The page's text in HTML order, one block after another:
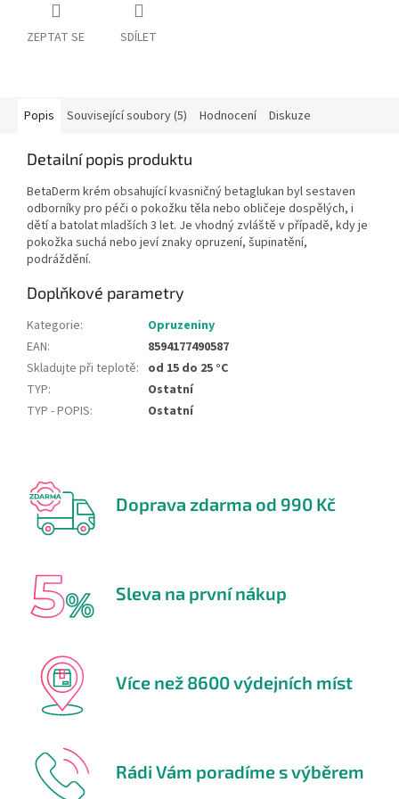
ZEPTAT SE SDÍLET
Popis Související soubory (5) Hodnocení Diskuze
Detailní popis produktu
BetaDerm krém obsahující kvasničný betaglukan byl sestaven
odborníky pro péči o pokožku těla nebo obličeje dospělých, i
dětí a batolat mladších 3 let. Je vhodný zvláště v případě, kdy je
pokožka suchá nebo jeví znaky opruzení, šupinatění,
podráždění.
Doplňkové parametry
Kategorie:
Opruzeniny
EAN:
8594177490587
Skladujte při teplotě: od 15 do 25 °C
TYP:
Ostatní
TYP - POPIS: Ostatní
Doprava zdarma od 990 Kč
Sleva na první nákup
Více než 8600 výdejních míst
Rádi Vám poradíme s výběrem